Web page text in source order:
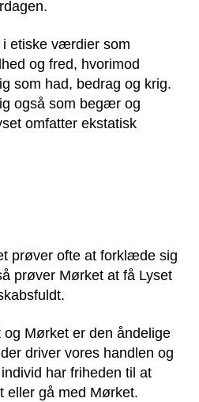
i etiske værdier som
og fred, hvorimod
som had, bedrag og krig.
også som begær og
omfatter ekstatisk
prøver ofte at forklæde sig
prøver Mørket at få Lyset
Mørket er den åndelige
driver vores handlen og
har friheden til at
eller gå med Mørket.